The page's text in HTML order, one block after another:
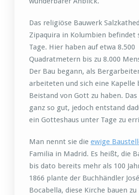
Das religiöse Bauwerk
Zipaquira in Kolumbien befindet
Tage. Hier haben auf etwa 8.500
Quadratmetern bis zu 8.000
Der Bau begann, als
arbeiteten und sich eine Kapelle
Beistand von Gott zu haben.
ganz so gut, jedoch entstand
ein Gotteshaus unter Tage zu
Man nennt sie die ewige
Familia in Madrid. Es heißt, die
bis dato bereits mehr als 100
1866 plante der Buchhändler
Bocabella, diese Kirche bauen